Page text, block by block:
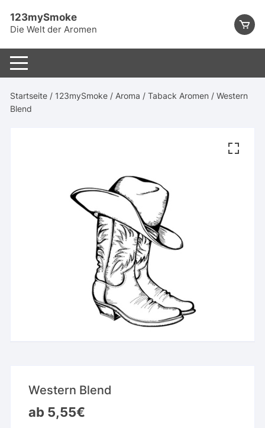
content
123mySmoke
Die Welt der Aromen
Startseite / 123mySmoke / Aroma /Taback Aromen / Western
Blend
Western Blend
ab 5,55€